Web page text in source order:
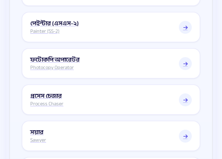
পেইন্টার (এসএস-২)
Painter (SS-2)
ফটোকপি অপারেটর
Photocopy Operator
প্রসেস চেজার
Process Chaser
সয়ার
Sawyer